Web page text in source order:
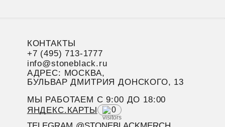
КОНТАКТЫ
+7 (495) 713-1777
info@stoneblack.ru
АДРЕС: МОСКВА,
БУЛЬВАР ДМИТРИЯ ДОНСКОГО, 13
МЫ РАБОТАЕМ C 9:00 ДО 18:00
ЯНДЕКС.КАРТЫ
0